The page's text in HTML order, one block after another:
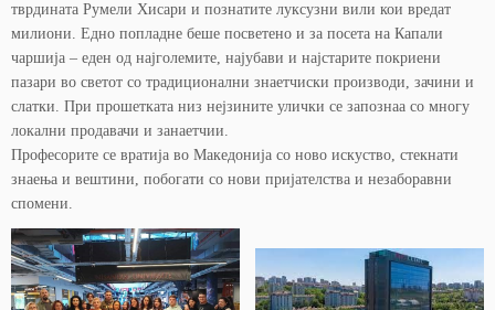
тврдината Румели Хисари и познатите луксузни вили кои вредат
милиони. Едно попладне беше посветено и за посета на Капали
чаршија – еден од најголемите, најубави и најстарите покриени
пазари во светот со традиционални знаетчиски производи, зачини и
слатки. При прошетката низ нејзините улички се запознаа со многу
локални продавачи и занаетчии.
Професорите се вратија во Македонија со ново искуство, стекнати
знаења и вештини, побогати со нови пријателства и незаборавни
спомени.